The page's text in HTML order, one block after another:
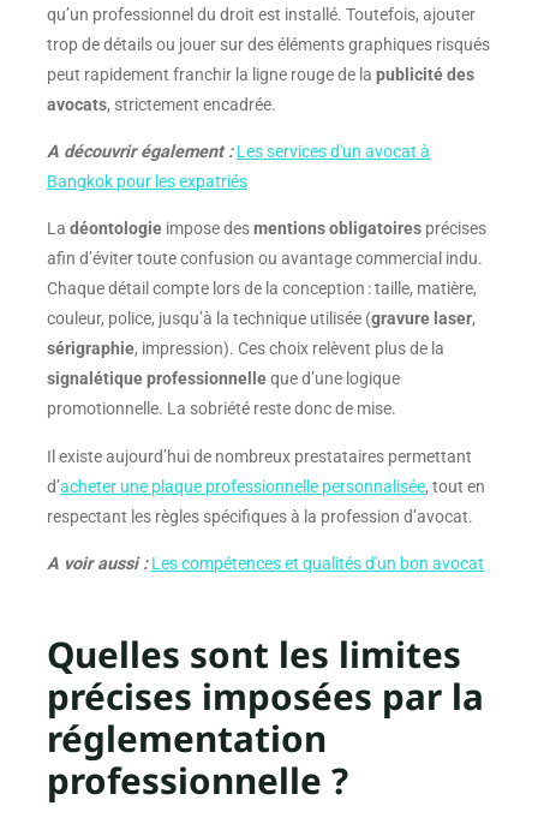
qu’un professionnel du droit est installé. Toutefois, ajouter
trop de détails ou jouer sur des éléments graphiques risqués
peut rapidement franchir la ligne rouge de la publicité des
avocats, strictement encadrée.
A découvrir également : Les services d'un avocat à
Bangkok pour les expatriés
La déontologieimpose desmentions obligatoiresprécises
afin d’éviter toute confusion ou avantage commercial indu.
Chaque détail compte lors de la conception : taille, matière,
couleur, police, jusqu’à la technique utilisée (gravure laser,
sérigraphie, impression). Ces choix relèvent plus de la
signalétique professionnelleque d’une logique
promotionnelle. La sobriété reste donc de mise.
Il existe aujourd’hui de nombreux prestataires permettant
d’acheter une plaque professionnelle personnalisée, tout en
respectant les règles spécifiques à la profession d’avocat.
A voir aussi : Les compétences et qualités d'un bon avocat
Quelles sont les limites
précises imposées par la
réglementation
professionnelle ?